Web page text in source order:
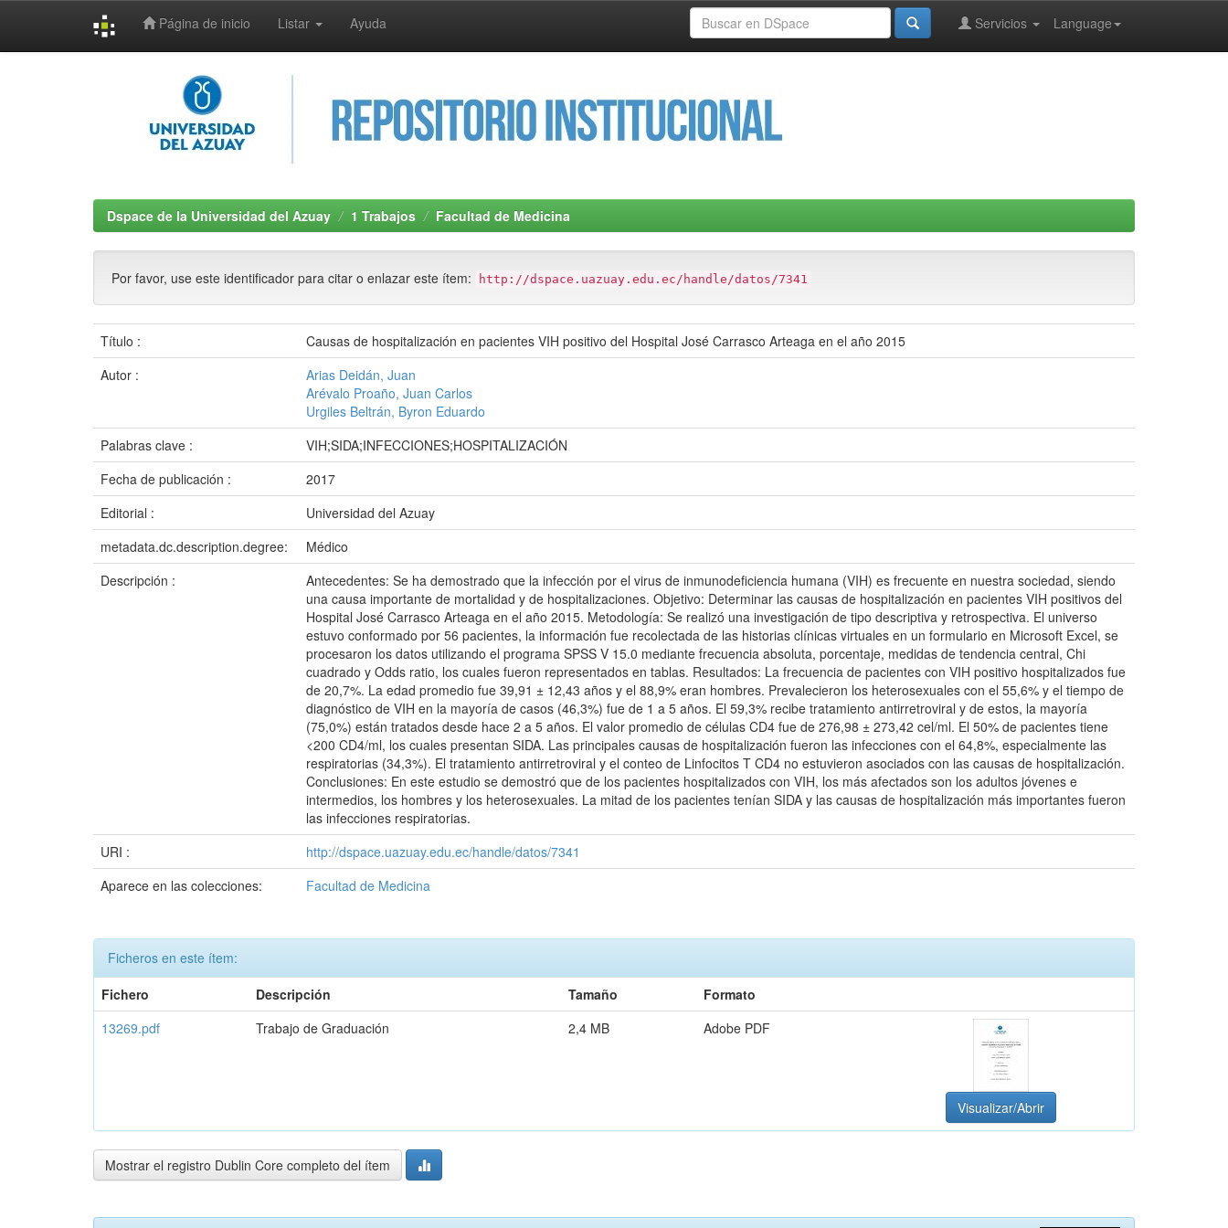
Página de inicio Listar Ayuda Language
Servicios
Dspace de la Universidad del Azuay 1 Trabajos Facultad de Medicina
Por favor, use este identificador para citar o enlazar este ítem: http://dspace.uazuay.edu.ec/handle/datos/7341
Título :
Causas de hospitalización en pacientes VIH positivo del Hospital José Carrasco Arteaga en el año 2015
Autor :
Arias Deidán, Juan
Arévalo Proaño, Juan Carlos
Urgiles Beltrán, Byron Eduardo
Palabras clave :
VIH;SIDA;INFECCIONES;HOSPITALIZACIÓN
Fecha de publicación :
2017
Editorial :
Universidad del Azuay
metadata.dc.description.degree:
Médico
Descripción :
Antecedentes: Se ha demostrado que la infección por el virus de inmunodeficiencia humana (VIH) es frecuente en nuestra sociedad, siendo
una causa importante de mortalidad y de hospitalizaciones. Objetivo: Determinar las causas de hospitalización en pacientes VIH positivos del
Hospital José Carrasco Arteaga en el año 2015. Metodología: Se realizó una investigación de tipo descriptiva y retrospectiva. El universo
estuvo conformado por 56 pacientes, la información fue recolectada de las historias clínicas virtuales en un formulario en Microsoft Excel, se
procesaron los datos utilizando el programa SPSS V 15.0 mediante frecuencia absoluta, porcentaje, medidas de tendencia central, Chi
cuadrado y Odds ratio, los cuales fueron representados en tablas. Resultados: La frecuencia de pacientes con VIH positivo hospitalizados fue
de 20,7%. La edad promedio fue 39,91 ± 12,43 años y el 88,9% eran hombres. Prevalecieron los heterosexuales con el 55,6% y el tiempo de
diagnóstico de VIH en la mayoría de casos (46,3%) fue de 1 a 5 años. El 59,3% recibe tratamiento antirretroviral y de estos, la mayoría
(75,0%) están tratados desde hace 2 a 5 años. El valor promedio de células CD4 fue de 276,98 ± 273,42 cel/ml. El 50% de pacientes tiene
<200 CD4/ml, los cuales presentan SIDA. Las principales causas de hospitalización fueron las infecciones con el 64,8%, especialmente las
respiratorias (34,3%). El tratamiento antirretroviral y el conteo de Linfocitos T CD4 no estuvieron asociados con las causas de hospitalización.
Conclusiones: En este estudio se demostró que de los pacientes hospitalizados con VIH, los más afectados son los adultos jóvenes e
intermedios, los hombres y los heterosexuales. La mitad de los pacientes tenían SIDA y las causas de hospitalización más importantes fueron
las infecciones respiratorias.
URI :
http://dspace.uazuay.edu.ec/handle/datos/7341
Aparece en las colecciones:
Facultad de Medicina
Ficheros en este ítem:
Fichero
Descripción Tamaño
Formato
13269.pdf
Trabajo de Graduación 2,4 MB Adobe PDF
Visualizar/Abrir
Mostrar el registro Dublin Core completo del ítem